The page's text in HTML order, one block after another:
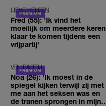
LIEVE HELEEN
Fred (55): 'Ik vind het
moeilijk om meerdere keren
klaar te komen tijdens een
vrijpartij'
VRIJPARTIJ
Noa (26): 'Ik moest in de
spiegel kijken terwijl zij met
me aan het seksen was en
de tranen sprongen in mijn